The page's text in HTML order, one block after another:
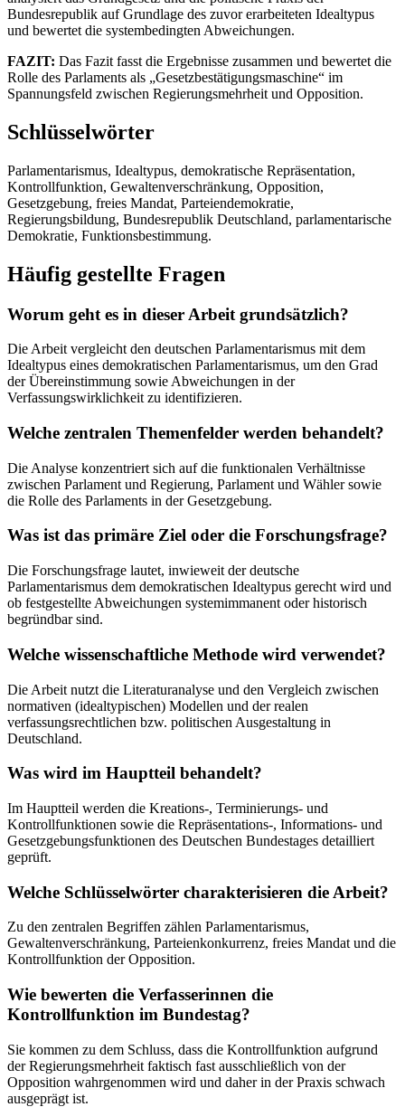
Bundesrepublik auf Grundlage des zuvor erarbeiteten Idealtypus
und bewertet die systembedingten Abweichungen.
FAZIT: Das Fazit fasst die Ergebnisse zusammen und bewertet die
Rolle des Parlaments als „Gesetzbestätigungsmaschine“ im
Spannungsfeld zwischen Regierungsmehrheit und Opposition.
Schlüsselwörter
Parlamentarismus, Idealtypus, demokratische Repräsentation,
Kontrollfunktion, Gewaltenverschränkung, Opposition,
Gesetzgebung, freies Mandat, Parteiendemokratie,
Regierungsbildung, Bundesrepublik Deutschland, parlamentarische
Demokratie, Funktionsbestimmung.
Häufig gestellte Fragen
Worum geht es in dieser Arbeit grundsätzlich?
Die Arbeit vergleicht den deutschen Parlamentarismus mit dem
Idealtypus eines demokratischen Parlamentarismus, um den Grad
der Übereinstimmung sowie Abweichungen in der
Verfassungswirklichkeit zu identifizieren.
Welche zentralen Themenfelder werden behandelt?
Die Analyse konzentriert sich auf die funktionalen Verhältnisse
zwischen Parlament und Regierung, Parlament und Wähler sowie
die Rolle des Parlaments in der Gesetzgebung.
Was ist das primäre Ziel oder die Forschungsfrage?
Die Forschungsfrage lautet, inwieweit der deutsche
Parlamentarismus dem demokratischen Idealtypus gerecht wird und
ob festgestellte Abweichungen systemimmanent oder historisch
begründbar sind.
Welche wissenschaftliche Methode wird verwendet?
Die Arbeit nutzt die Literaturanalyse und den Vergleich zwischen
normativen (idealtypischen) Modellen und der realen
verfassungsrechtlichen bzw. politischen Ausgestaltung in
Deutschland.
Was wird im Hauptteil behandelt?
Im Hauptteil werden die Kreations-, Terminierungs- und
Kontrollfunktionen sowie die Repräsentations-, Informations- und
Gesetzgebungsfunktionen des Deutschen Bundestages detailliert
geprüft.
Welche Schlüsselwörter charakterisieren die Arbeit?
Zu den zentralen Begriffen zählen Parlamentarismus,
Gewaltenverschränkung, Parteienkonkurrenz, freies Mandat und die
Kontrollfunktion der Opposition.
Wie bewerten die Verfasserinnen die
Kontrollfunktion im Bundestag?
Sie kommen zu dem Schluss, dass die Kontrollfunktion aufgrund
der Regierungsmehrheit faktisch fast ausschließlich von der
Opposition wahrgenommen wird und daher in der Praxis schwach
ausgeprägt ist.